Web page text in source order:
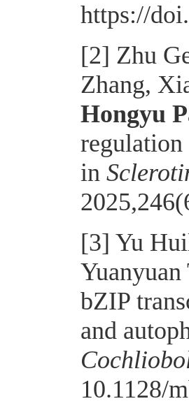
https://
[2] Zhu
Zhang,
Hongyu
in
[3] Yu
Yuanyuan
bZIP
and
10.1128/